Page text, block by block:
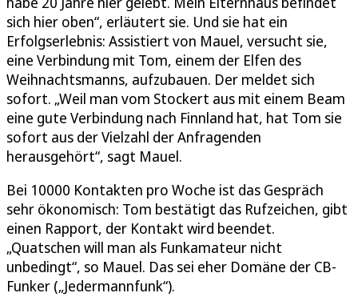
sich hier oben“, erläutert sie. Und sie hat ein
Erfolgserlebnis: Assistiert von Mauel, versucht sie,
eine Verbindung mit Tom, einem der Elfen des
Weihnachtsmanns, aufzubauen. Der meldet sich
sofort. „Weil man vom Stockert aus mit einem Beam
eine gute Verbindung nach Finnland hat, hat Tom sie
sofort aus der Vielzahl der Anfragenden
herausgehört“, sagt Mauel.
Bei 10000 Kontakten pro Woche ist das Gespräch
sehr ökonomisch: Tom bestätigt das Rufzeichen, gibt
einen Rapport, der Kontakt wird beendet.
„Quatschen will man als Funkamateur nicht
unbedingt“, so Mauel. Das sei eher Domäne der CB-
Funker („Jedermannfunk“).